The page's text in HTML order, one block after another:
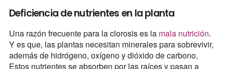
Deficiencia de nutrientes en la planta
Una razón frecuente para la clorosis es la mala nutrición.
Y es que, las plantas necesitan minerales para sobrevivir,
además de hidrógeno, oxígeno y dióxido de carbono.
Estos nutrientes se absorben por las raíces y pasan a